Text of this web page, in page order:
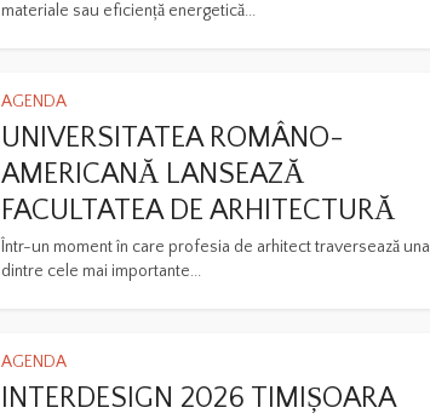
materiale sau eficiență energetică...
AGENDA
UNIVERSITATEA ROMÂNO-
AMERICANĂ LANSEAZĂ
FACULTATEA DE ARHITECTURĂ
Într-un moment în care profesia de arhitect traversează una
dintre cele mai importante...
AGENDA
INTERDESIGN 2026 TIMIȘOARA